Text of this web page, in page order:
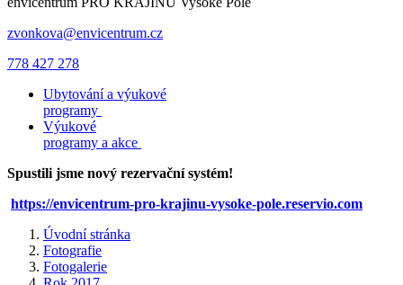
zvonkova@envicentrum.cz
778 427 278
Ubytování a výukové
programy
Výukové
programy a akce
Spustili jsme nový rezervační systém!
https://envicentrum-pro-krajinu-vysoke-pole.reservio.com
Úvodní stránka
Fotografie
Fotogalerie